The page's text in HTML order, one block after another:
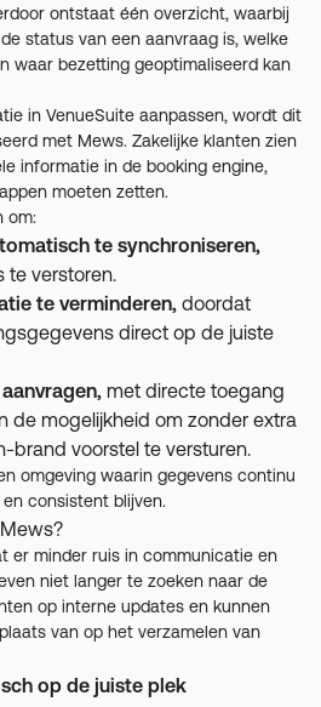
ontstaat één overzicht, waarbij
status van een aanvraag is, welke
waar bezetting geoptimaliseerd kan
in VenueSuite aanpassen, wordt dit
met Mews. Zakelijke klanten zien
informatie in de booking engine,
moeten zetten.
om:
te synchroniseren,
te verstoren.
te verminderen, doordat
direct op de juiste
met directe toegang
de mogelijkheid om zonder extra
brand voorstel te versturen.
omgeving waarin gegevens continu
consistent blijven.
er minder ruis in communicatie en
niet langer te zoeken naar de
op interne updates en kunnen
van op het verzamelen van
op de juiste plek